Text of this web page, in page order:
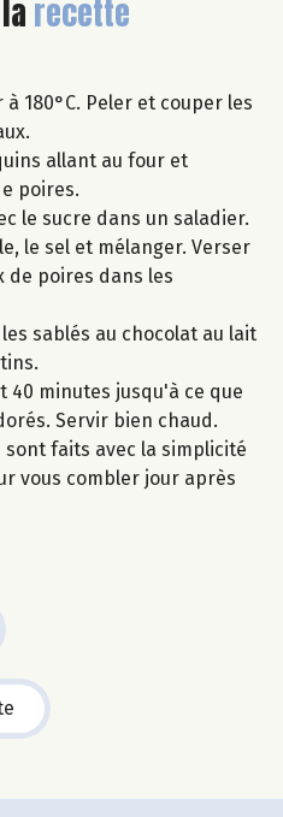
recette
Peler et couper les
allant au four et
poires.
sucre dans un saladier.
le sel et mélanger. Verser
de poires dans les
sablés au chocolat au lait
minutes jusqu'à ce que
Servir bien chaud.
sont faits avec la simplicité
vous combler jour après